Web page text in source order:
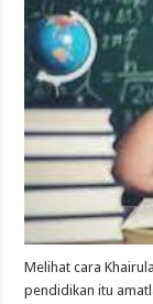
Melihat cara
pendidikan itu